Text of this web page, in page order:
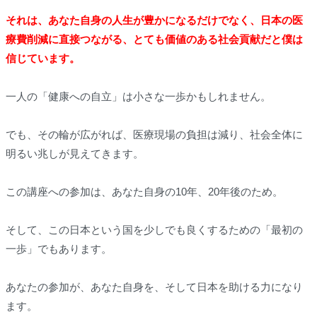
それは、あなた自身の人生が豊かになるだけでなく、日本の医
療費削減に直接つながる、とても価値のある社会貢献だと僕は
信じています。
一人の「健康への自立」は小さな一歩かもしれません。
でも、その輪が広がれば、医療現場の負担は減り、社会全体に
明るい兆しが見えてきます。
この講座への参加は、あなた自身の10年、20年後のため。
そして、この日本という国を少しでも良くするための「最初の
一歩」でもあります。
あなたの参加が、あなた自身を、そして日本を助ける力になり
ます。